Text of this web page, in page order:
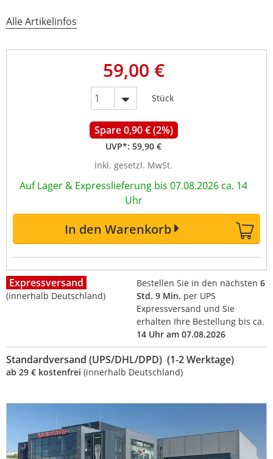
Alle Artikelinfos
59,00 €
Stück
Spare 0,90 € (2%)
UVP*: 59,90 €
inkl. gesetzl. MwSt.
Auf Lager & Expresslieferung bis 07.08.2026 ca. 14
Uhr
In den Warenkorb
Expressversand
(innerhalb Deutschland)
Bestellen Sie in den nächsten 6
Std. 9 Min. per UPS
Expressversand und Sie
erhalten Ihre Bestellung bis ca.
14 Uhr am 07.08.2026
Standardversand (UPS/DHL/DPD) (1-2 Werktage)
ab 29 € kostenfrei (innerhalb Deutschland)